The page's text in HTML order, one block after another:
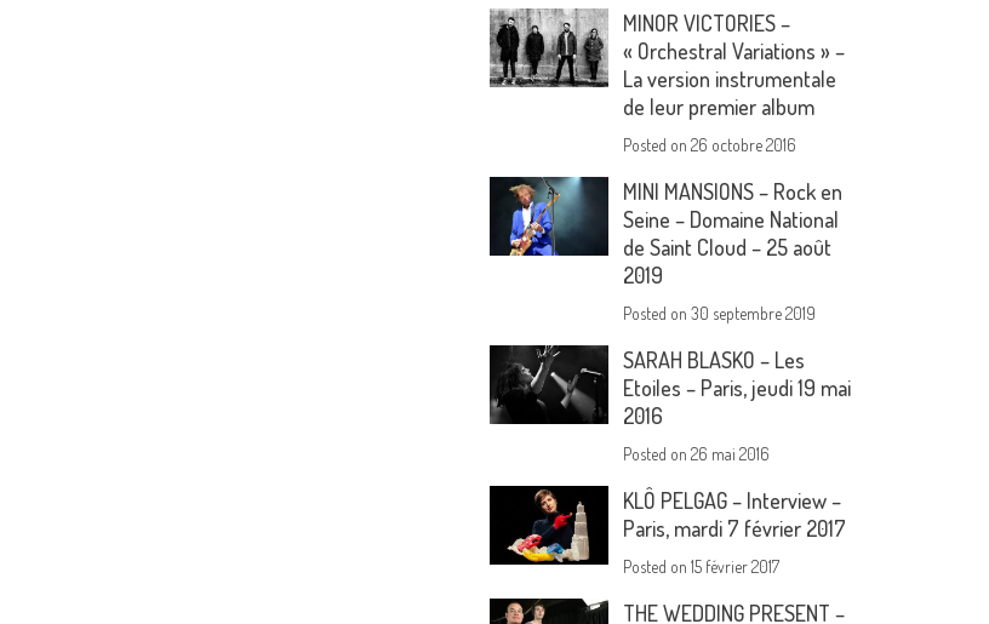
MINOR VICTORIES –
« Orchestral Variations » –
La version instrumentale
de leur premier album
Posted on26 octobre 2016
MINI MANSIONS – Rock en
Seine – Domaine National
de Saint Cloud – 25 août
2019
Posted on30 septembre 2019
SARAH BLASKO – Les
Etoiles – Paris, jeudi 19 mai
2016
Posted on26 mai 2016
KLÔ PELGAG – Interview –
Paris, mardi 7 février 2017
Posted on15 février 2017
THE WEDDING PRESENT –